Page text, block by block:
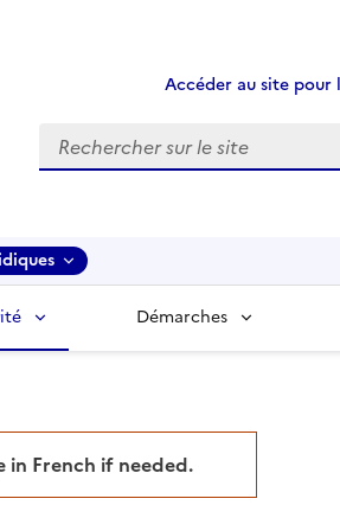
Accéder au site pour
Recherche
Démarches
in French if needed.